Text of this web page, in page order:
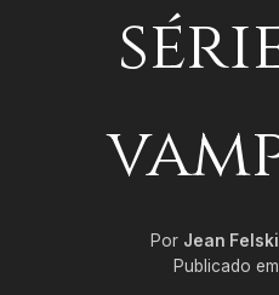
Por Jean Felski
Publicado